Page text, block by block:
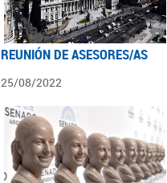
REUNIÓN DE ASESORES/AS
25/08/2022